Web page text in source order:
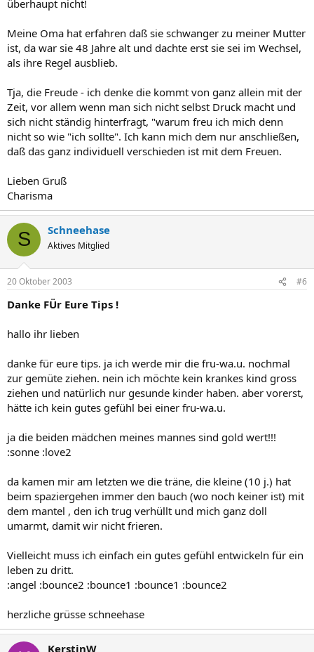
überhaupt nicht!
Meine Oma hat erfahren daß sie schwanger zu meiner Mutter
ist, da war sie 48 Jahre alt und dachte erst sie sei im Wechsel,
als ihre Regel ausblieb.
Tja, die Freude - ich denke die kommt von ganz allein mit der
Zeit, vor allem wenn man sich nicht selbst Druck macht und
sich nicht ständig hinterfragt, "warum freu ich mich denn
nicht so wie "ich sollte". Ich kann mich dem nur anschließen,
daß das ganz individuell verschieden ist mit dem Freuen.
Lieben Gruß
Charisma
S Schneehase
Aktives Mitglied
20 Oktober 2003 #6
Danke FÜr Eure Tips !
hallo ihr lieben
danke für eure tips. ja ich werde mir die fru-wa.u. nochmal
zur gemüte ziehen. nein ich möchte kein krankes kind gross
ziehen und natürlich nur gesunde kinder haben. aber vorerst,
hätte ich kein gutes gefühl bei einer fru-wa.u.
ja die beiden mädchen meines mannes sind gold wert!!!
:sonne :love2
da kamen mir am letzten we die träne, die kleine (10 j.) hat
beim spaziergehen immer den bauch (wo noch keiner ist) mit
dem mantel , den ich trug verhüllt und mich ganz doll
umarmt, damit wir nicht frieren.
Vielleicht muss ich einfach ein gutes gefühl entwickeln für ein
leben zu dritt.
:angel :bounce2 :bounce1 :bounce1 :bounce2
herzliche grüsse schneehase
KerstinW